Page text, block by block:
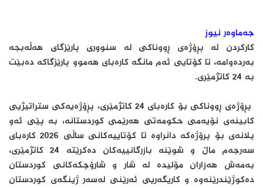
جەماوەر نیوز
کارکردن لە پڕۆژەی ڕووناکی لە سنووری پارێزگای هەڵەبجە
بەردەوامە، تا کۆتایی ئەم مانگە کارەبای هەموو پارێزگاکە دەبێت
بە 24 کاتژمێری.
پڕۆژەی ڕووناکی بۆ کارەبای 24 کاتژمێری، پڕۆژەیەکی ستراتیژیی
کابینەی نۆیەمی حکومەتی هەرێمی کوردستانە، بە پێی ئەو
پلانەی بۆ پرۆژەکە دانراوە تا کۆتاییەکانی ساڵی 2026 کارەبای
سەرجەم ماڵ و شوێنە بازرگانییەکان دەکرێتە 24 کاتژمێری،
بەمەش هەزاران مۆلیدە لە شار و شارۆچکەکانی کوردستان
دەکوژێندرێنەوە و کاریگەریی ئەرێنی لەسەر ژینگەی کوردستان